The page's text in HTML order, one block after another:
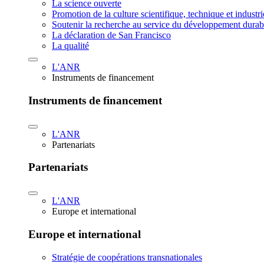
La science ouverte
Promotion de la culture scientifique, technique et
Soutenir la recherche au service du développement
La déclaration de San Francisco
La qualité
L'ANR
Instruments de financement
Instruments de financement
L'ANR
Partenariats
Partenariats
L'ANR
Europe et international
Europe et international
Stratégie de coopérations transnationales